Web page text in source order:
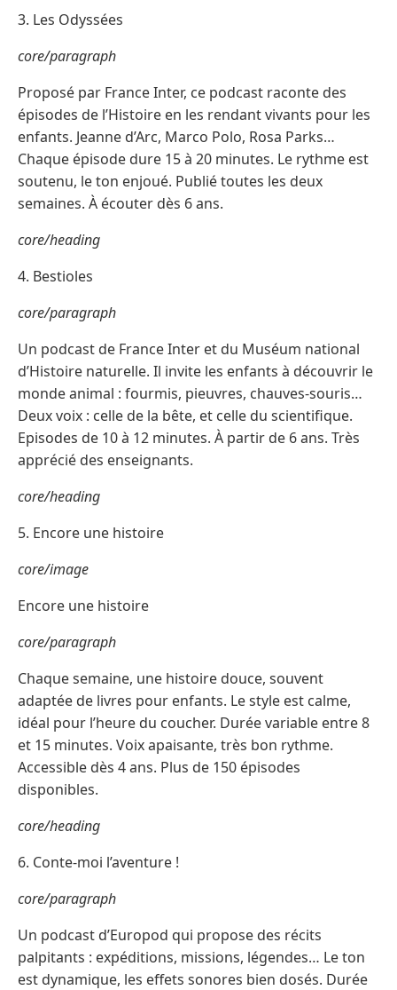
3. Les Odyssées
core/paragraph
Proposé par France Inter, ce podcast raconte des
épisodes de l’Histoire en les rendant vivants pour les
enfants. Jeanne d’Arc, Marco Polo, Rosa Parks…
Chaque épisode dure 15 à 20 minutes. Le rythme est
soutenu, le ton enjoué. Publié toutes les deux
semaines. À écouter dès 6 ans.
core/heading
4. Bestioles
core/paragraph
Un podcast de France Inter et du Muséum national
d’Histoire naturelle. Il invite les enfants à découvrir le
monde animal : fourmis, pieuvres, chauves-souris…
Deux voix : celle de la bête, et celle du scientifique.
Episodes de 10 à 12 minutes. À partir de 6 ans. Très
apprécié des enseignants.
core/heading
5. Encore une histoire
core/image
Encore une histoire
core/paragraph
Chaque semaine, une histoire douce, souvent
adaptée de livres pour enfants. Le style est calme,
idéal pour l’heure du coucher. Durée variable entre 8
et 15 minutes. Voix apaisante, très bon rythme.
Accessible dès 4 ans. Plus de 150 épisodes
disponibles.
core/heading
6. Conte-moi l’aventure !
core/paragraph
Un podcast d’Europod qui propose des récits
palpitants : expéditions, missions, légendes… Le ton
est dynamique, les effets sonores bien dosés. Durée